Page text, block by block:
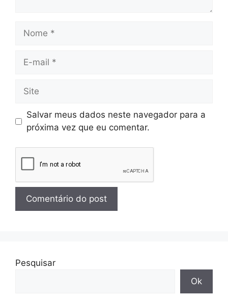
Salvar meus dados neste navegador para a
próxima vez que eu comentar.
Pesquisar
Ok